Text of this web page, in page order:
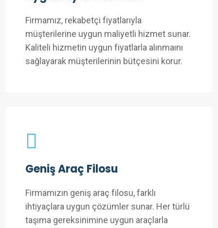
Firmamız, rekabetçi fiyatlarıyla
müşterilerine uygun maliyetli hizmet sunar.
Kaliteli hizmetin uygun fiyatlarla alınmaını
sağlayarak müşterilerinin bütçesini korur.
Geniş Araç Filosu
Firmamızın geniş araç filosu, farklı
ihtiyaçlara uygun çözümler sunar. Her türlü
taşıma gereksinimine uygun araçlarla